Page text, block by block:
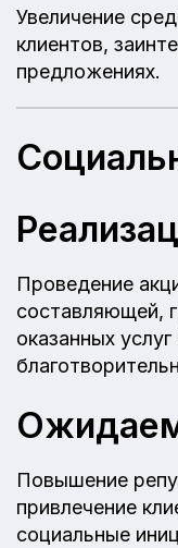
Увеличение
клиентов,
предложениях.
Проведение
составляющей,
оказанных
Повышение
привлечение
социальные